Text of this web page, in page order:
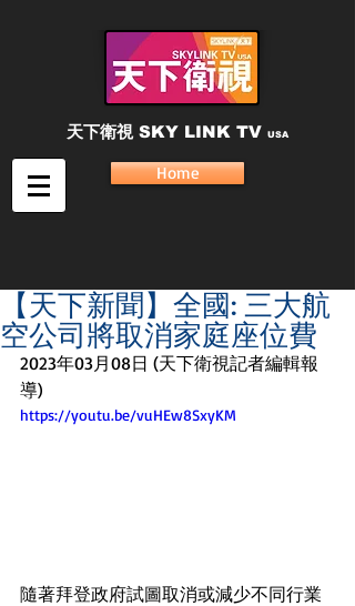
天下衛視 SKY LINK TV USA
Home
【天下新聞】全國: 三大航
空公司將取消家庭座位費
2023年03月08日 (天下衛視記者編輯報
導)
https://youtu.be/vuHEw8SxyKM
隨著拜登政府試圖取消或減少不同行業